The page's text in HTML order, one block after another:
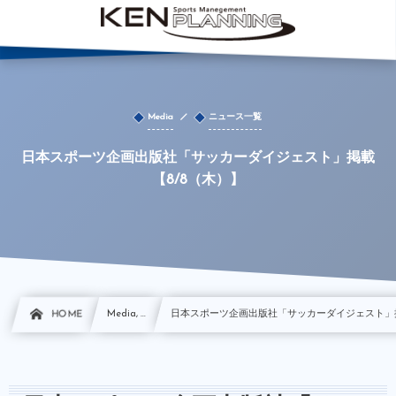
Media ニュース一覧
日本スポーツ企画出版社「サッカーダイジェスト」掲載
【8/8（木）】
HOME Media, … 日本スポーツ企画出版社「サッカーダイジェスト